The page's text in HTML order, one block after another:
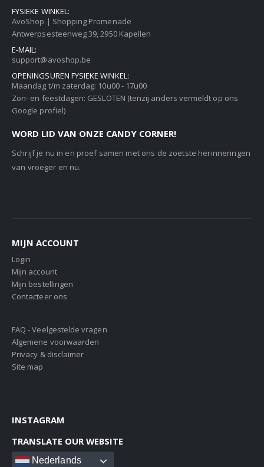
FYSIEKE WINKEL:
AvoShop | Shopping Promenade
Antwerpsesteenweg 39, 2950 Kapellen
E-MAIL:
support@avoshop.be
OPENINGSUREN FYSIEKE WINKEL:
Maandag t/m zaterdag: 10u00 - 17u00
Zon- en feestdagen: GESLOTEN (tenzij anders vermeldt op ons
Google profiel)
WORD LID VAN ONZE CANDY CORNER!
Schrijf je nu in en proef samen met ons de zoetste herinneringen
van vroeger en nu.
MIJN ACCOUNT
Login
Mijn account
Mijn bestellingen
Contacteer ons
FAQ - Veelgestelde vragen
Algemene voorwaarden
Privacy & disclaimer
Site map
INSTAGRAM
TRANSLATE OUR WEBSITE
Nederlands